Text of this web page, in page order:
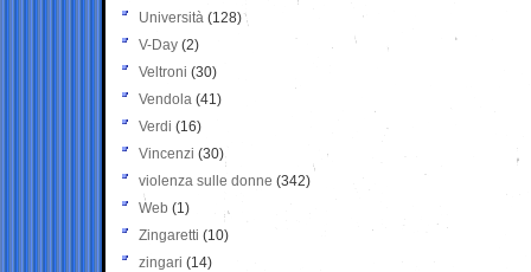
Università (128)
V-Day (2)
Veltroni (30)
Vendola (41)
Verdi (16)
Vincenzi (30)
violenza sulle donne (342)
Web (1)
Zingaretti (10)
zingari (14)